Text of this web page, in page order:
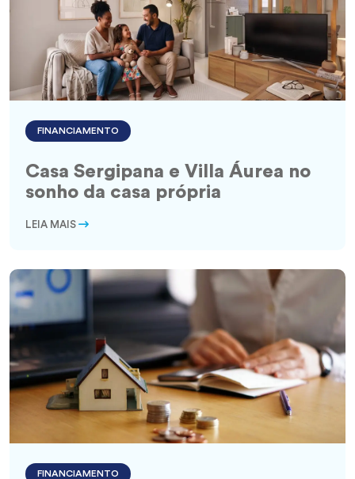
FINANCIAMENTO
Casa Sergipana e Villa Áurea no
sonho da casa própria
LEIA MAIS
FINANCIAMENTO